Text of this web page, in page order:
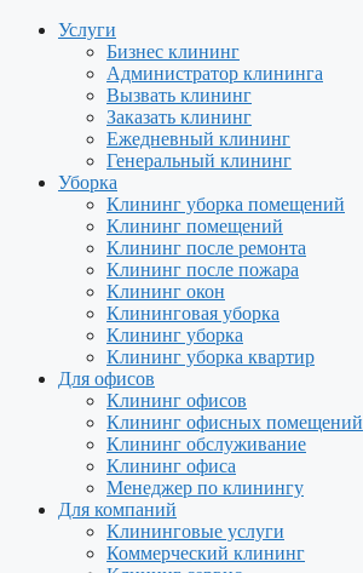
Услуги
Бизнес клининг
Администратор клининга
Вызвать клининг
Заказать клининг
Ежедневный клининг
Генеральный клининг
Уборка
Клининг уборка помещений
Клининг помещений
Клининг после ремонта
Клининг после пожара
Клининг окон
Клининговая уборка
Клининг уборка
Клининг уборка квартир
Для офисов
Клининг офисов
Клининг офисных помещений
Клининг обслуживание
Клининг офиса
Менеджер по клинингу
Для компаний
Клининговые услуги
Коммерческий клининг